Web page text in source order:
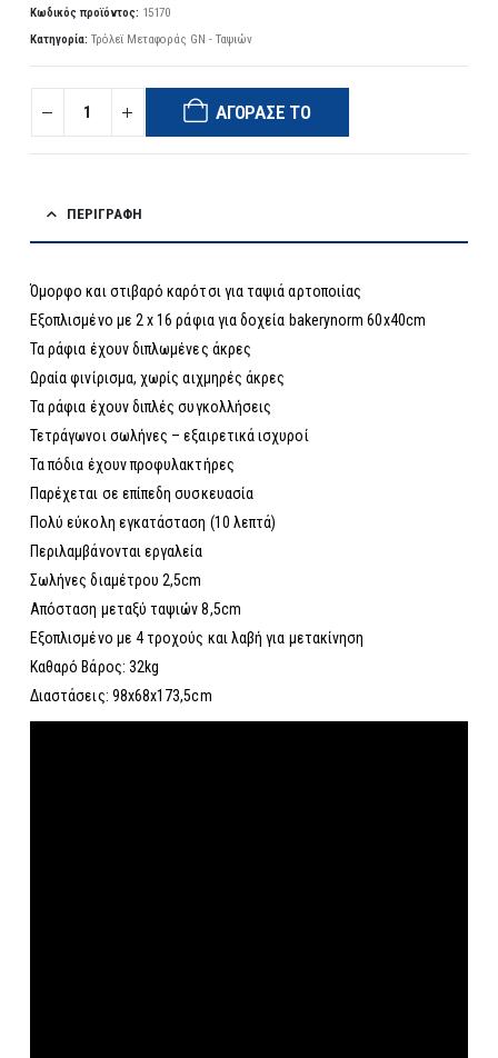
Κωδικός προϊόντος: 15170
Κατηγορία: Τρόλεϊ Μεταφοράς GN - Ταψιών
ΑΓΌΡΑΣΈ ΤΟ
ΠΕΡΙΓΡΑΦΉ
Όμορφο και στιβαρό καρότσι για ταψιά αρτοποιίας
Εξοπλισμένο με 2 x 16 ράφια για δοχεία bakerynorm 60x40cm
Τα ράφια έχουν διπλωμένες άκρες
Ωραία φινίρισμα, χωρίς αιχμηρές άκρες
Τα ράφια έχουν διπλές συγκολλήσεις
Τετράγωνοι σωλήνες – εξαιρετικά ισχυροί
Τα πόδια έχουν προφυλακτήρες
Παρέχεται σε επίπεδη συσκευασία
Πολύ εύκολη εγκατάσταση (10 λεπτά)
Περιλαμβάνονται εργαλεία
Σωλήνες διαμέτρου 2,5cm
Απόσταση μεταξύ ταψιών 8,5cm
Εξοπλισμένο με 4 τροχούς και λαβή για μετακίνηση
Καθαρό Βάρος: 32kg
Διαστάσεις: 98x68x173,5cm